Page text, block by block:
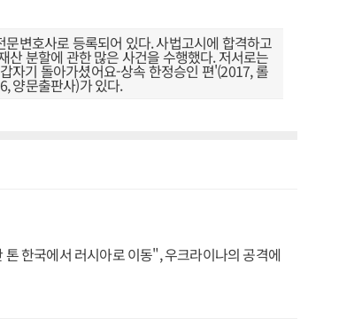
변호사로 등록되어 있다. 사법고시에 합격하고
산 분할에 관한 많은 사건을 수행했다. 저서로는
자기 돌아가셨어요-상속 한정승인 편'(2017, 롤
양문출판사)가 있다.
한국에서 러시아로 이동", 우크라이나의 공격에